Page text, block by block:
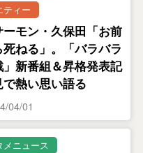
ティー
ーモン・久保田「お前
死ねる」。「バラバラ
」新番組＆昇格発表記
熱い思い語る
04/01
メニュース